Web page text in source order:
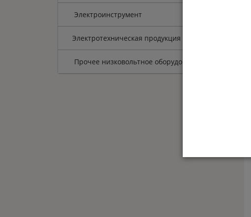
Электроинструмент
Электротехническая продукция
Прочее низковольтное оборудование